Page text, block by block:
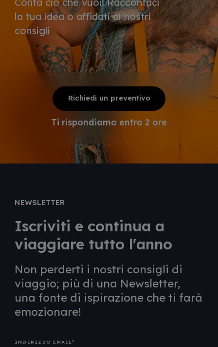
la tua idea o affidati ai nostri
consigli
Richiedi un preventivo
Ti rispondiamo entro 2 ore
NEWSLETTER
Iscriviti e continua a
viaggiare tutto l'anno
Non perderti i nostri consigli di
viaggio; più di una Newsletter,
una fonte di ispirazione che ti farà
emozionare!
INDIRIZZO EMAIL